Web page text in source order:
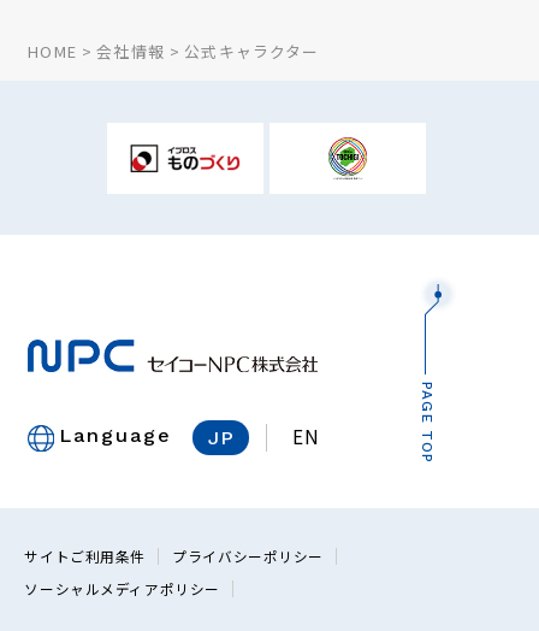
HOME 会社情報 公式キャラクター
Language JP EN
サイトご利用条件
プライバシーポリシー
ソーシャルメディアポリシー
PAGE TOP